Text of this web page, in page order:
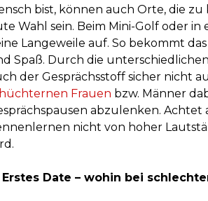
bist, können auch Orte, die
Wahl sein. Beim Mini-Golf oder
Langeweile auf. So bekommt
Spaß. Durch die
der Gesprächsstoff sicher nicht
Frauen bzw. Männer
abzulenken. Achtet
nicht von hoher
Erstes Date – wohin bei